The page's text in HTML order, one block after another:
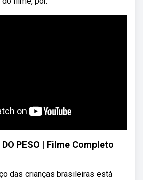
PESO | Filme Completo
das crianças brasileiras está